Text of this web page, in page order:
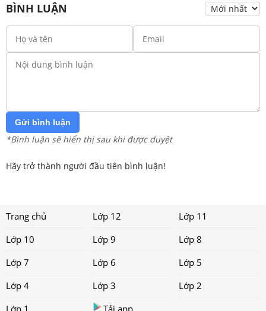
BÌNH LUẬN
Gửi bình luận
*Bình luận sẽ hiển thị sau khi được duyệt
Hãy trở thành người đầu tiên bình luận!
Trang chủ Lớp 12
Lớp 11
Lớp 10
Lớp 9
Lớp 8
Lớp 7
Lớp 6
Lớp 5
Lớp 4
Lớp 3
Lớp 2
Lớp 1
Tải app